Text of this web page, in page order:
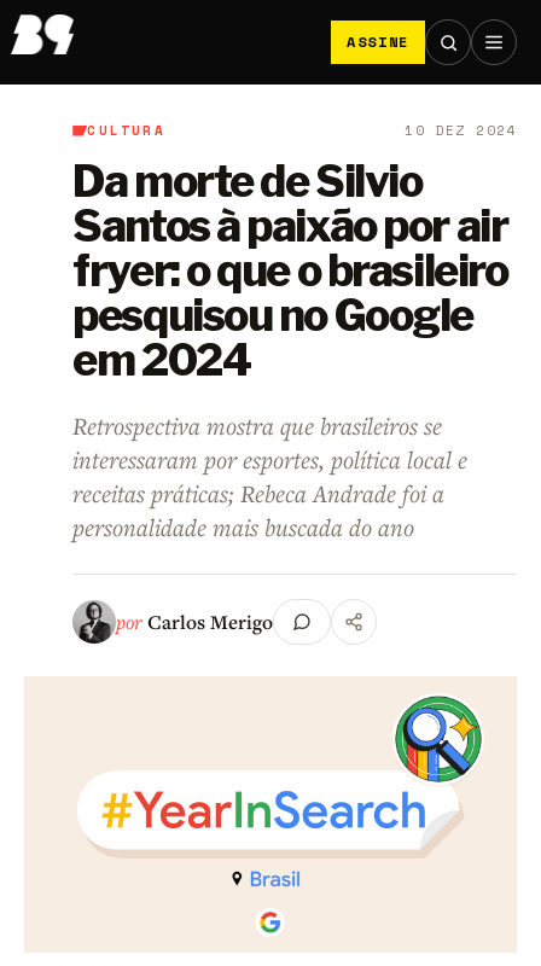
ASSINE
B9/Cultura
CULTURA 10 DEZ 2024
Da morte de Silvio
Santos à paixão por air
fryer: o que o brasileiro
pesquisou no Google
em 2024
Retrospectiva mostra que brasileiros se
interessaram por esportes, política local e
receitas práticas; Rebeca Andrade foi a
personalidade mais buscada do ano
porCarlos Merigo